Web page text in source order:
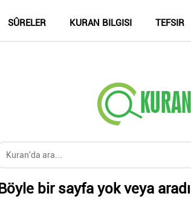
SÛRELER KURAN BILGISI TEFSIR
Böyle bir sayfa yok veya